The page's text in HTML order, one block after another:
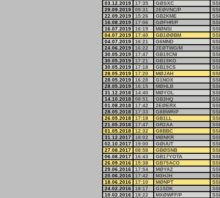
03.12.2019
17:35 GØSXC
29.09.2019
09:31 2EØVNC/P
22.09.2019
15:26 GB2KME
16.08.2019
17:06 GØFHR/P
16.07.2019
16:19 MØNSI
04.07.2019
17:40 GB1ØØBM
04.07.2019
16:21 G6MND
24.06.2019
16:22 2EØTWG/M
30.05.2019
17:47 GB19CNI
30.05.2019
17:21 GB19KO
30.05.2019
17:18 GB19CS
28.05.2019
17:20 MØJAH
28.05.2019
16:28 G1NOX
28.05.2019
16:15 MØHLB
31.12.2018
14:40 MØYOL
14.10.2018
08:51 GB3HQ
01.08.2018
17:42 2EØERX
28.05.2018
17:33 G8BWR/P
26.05.2018
17:18 GB1LL
21.05.2018
17:47 GR2AA
01.05.2018
12:32 G8BBC
31.12.2017
18:02 MØNKR
02.10.2017
19:00 GØUUT
27.08.2017
08:58 GBØSNB
06.08.2017
16:43 GB17YOTA
26.09.2016
15:38 GB75ACO
29.06.2016
17:54 MØYAZ
20.06.2016
17:42 M3HJH
18.06.2016
17:10 MØNPT
24.02.2016
18:17 G1SDK
10.02.2016
18:22 MXØWFF/P